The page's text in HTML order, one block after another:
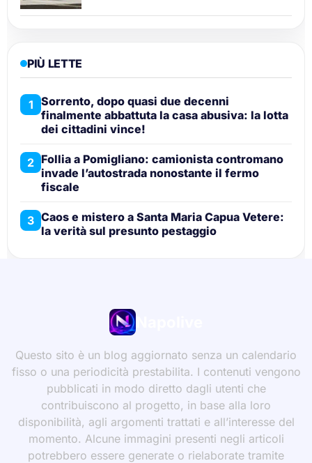
PIÙ LETTE
1 Sorrento, dopo quasi due decenni
finalmente abbattuta la casa abusiva: la lotta
dei cittadini vince!
2 Follia a Pomigliano: camionista contromano
invade l’autostrada nonostante il fermo
fiscale
3 Caos e mistero a Santa Maria Capua Vetere:
la verità sul presunto pestaggio
Questo sito è un blog aggiornato senza un calendario
fisso o una periodicità prestabilita. I contenuti vengono
pubblicati in modo diretto dagli utenti che
contribuiscono al progetto, in base alla loro
disponibilità, agli argomenti trattati e all’interesse del
momento. Alcune immagini presenti negli articoli
potrebbero essere generate o rielaborate tramite